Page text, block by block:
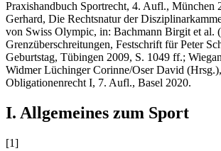
Praxishandbuch Sportrecht, 4. Aufl., München
Gerhard, Die Rechtsnatur der
von Swiss Olympic, in: Bachmann Birgit et al.
Grenzüberschreitungen, Festschrift für Peter
Geburtstag, Tübingen 2009, S. 1049 ff.;
Widmer Lüchinger Corinne/Oser David
Obligationenrecht I, 7. Aufl., Basel 2020.
I. Allgemeines zum Sport
[1]